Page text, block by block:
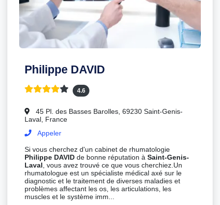
Philippe DAVID
4.6
45 Pl. des Basses Barolles, 69230 Saint-Genis-
Laval, France
Appeler
Si vous cherchez d'un cabinet de rhumatologie
Philippe DAVID de bonne réputation àSaint-Genis-
Laval , vous avez trouvé ce que vous cherchiez.Un
rhumatologue est un spécialiste médical axé sur le
diagnostic et le traitement de diverses maladies et
problèmes affectant les os, les articulations, les
muscles et le système imm...